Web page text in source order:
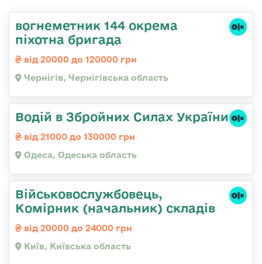
вогнеметник 144 окрема
піхотна бригада
від 20000 до 120000 грн
Чернігів, Чернігівська область
Водій в Збройних Силах України
від 21000 до 130000 грн
Одеса, Одеська область
Військовослужбовець,
Комірник (начальник) складів
від 20000 до 24000 грн
Київ, Київська область